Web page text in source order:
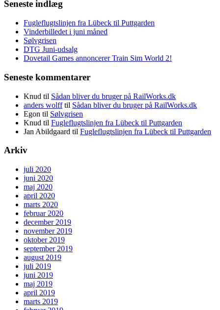
Seneste indlæg
Fugleflugtslinjen fra Lübeck til Puttgarden
Vinderbilledet i juni måned
Sølvgrisen
DTG Juni-udsalg
Dovetail Games annoncerer Train Sim World 2!
Seneste kommentarer
Knud til Sådan bliver du bruger på RailWorks.dk
anders wolfftil Sådan bliver du bruger på RailWorks.dk
Egon til Sølvgrisen
Knud til Fugleflugtslinjen fra Lübeck til Puttgarden
Jan Abildgaard til Fugleflugtslinjen fra Lübeck til Puttgarden
Arkiv
juli 2020
juni 2020
maj 2020
april 2020
marts 2020
februar 2020
december 2019
november 2019
oktober 2019
september 2019
august 2019
juli 2019
juni 2019
maj 2019
april 2019
marts 2019